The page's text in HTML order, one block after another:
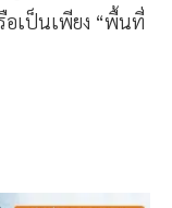
อเป็นเพียง “พื้นที่